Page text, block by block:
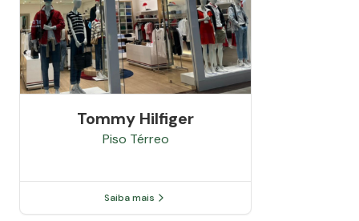
Tommy Hilfiger
Piso Térreo
Saiba mais